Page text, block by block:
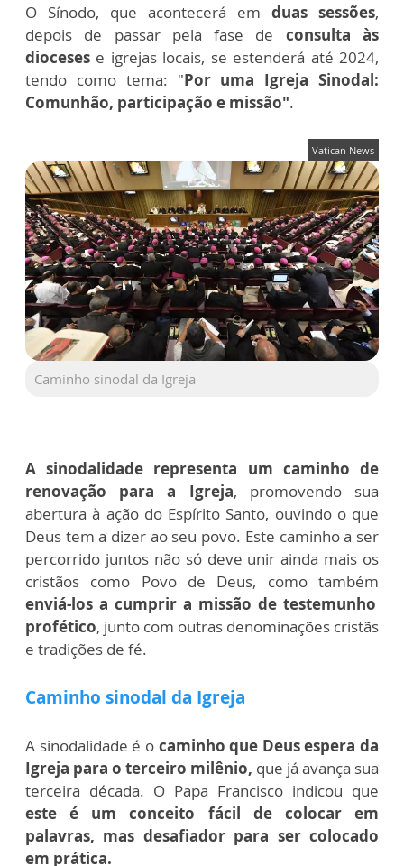
O Sínodo, que acontecerá em duas sessões,
depois de passar pela fase de consulta às
dioceses e igrejas locais, se estenderá até 2024,
tendo como tema: "Por uma Igreja Sinodal:
Comunhão, participação e missão".
Vatican News
Caminho sinodal da Igreja
A sinodalidade representa um caminho de
renovação para a Igreja, promovendo sua
abertura à ação do Espírito Santo, ouvindo o que
Deus tem a dizer ao seu povo. Este caminho a ser
percorrido juntos não só deve unir ainda mais os
cristãos como Povo de Deus, como também
enviá-los a cumprir a missão de testemunho
profético, junto com outras denominações cristãs
e tradições de fé.
Caminho sinodal da Igreja
A sinodalidade é ocaminho que Deus espera da
Igreja para o terceiro milênio, que já avança sua
terceira década. O Papa Francisco indicou que
este é um conceito fácil de colocar em
palavras, mas desafiador para ser colocado
em prática.